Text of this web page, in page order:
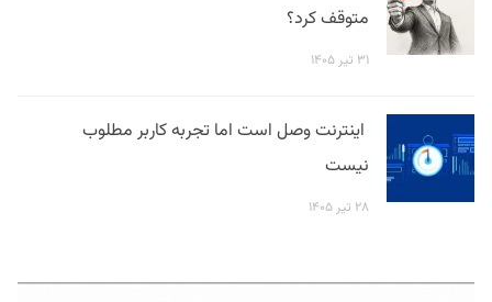
متوقف کرد؟
۳۱ تیر ۱۴۰۵
اینترنت وصل است اما تجربه کاربر مطلوب
نیست
۲۸ تیر ۱۴۰۵